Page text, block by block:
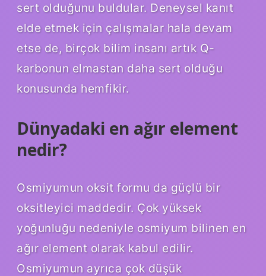
sert olduğunu buldular. Deneysel kanıt
elde etmek için çalışmalar hala devam
etse de, birçok bilim insanı artık Q-
karbonun elmastan daha sert olduğu
konusunda hemfikir.
Dünyadaki en ağır element
nedir?
Osmiyumun oksit formu da güçlü bir
oksitleyici maddedir. Çok yüksek
yoğunluğu nedeniyle osmiyum bilinen en
ağır element olarak kabul edilir.
Osmiyumun ayrıca çok düşük